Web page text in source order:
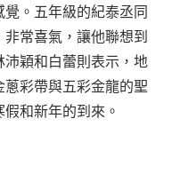
。五年級的紀泰丞同
常喜氣，讓他聯想到
穎和白蕾則表示，地
彩帶與五彩金龍的聖
和新年的到來。